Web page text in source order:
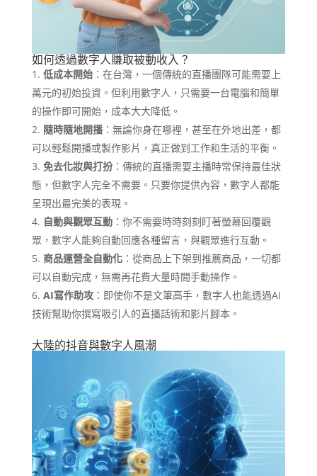
如何透過數字人賺取被動收入？
低成本開始：在台灣，一個傳統的直播團隊可能需要上
萬元的初始投資。但利用數字人，只需要一台電腦和簡單
的操作即可開始，成本大大降低。
隨時隨地開播：無論你身在哪裡，甚至在外地出差，都
可以輕鬆開播或製作影片，真正做到工作和生活的平衡。
免去化妝與打扮：傳統的直播需要主播時常保持最佳狀
態，但數字人完全不需要。只要你提供內容，數字人都能
呈現出最完美的表現。
自動與觀眾互動：你不需要時時刻刻盯著螢幕回覆觀
眾，數字人能夠自動回應各種留言，與觀眾進行互動。
商品運營全自動化：從商品上下架到推薦商品，一切都
可以自動完成，無需再花費大量時間手動操作。
AI寫作助攻：即使你不是文筆高手，數字人也能透過AI
技術幫助你撰寫吸引人的直播話術和影片腳本。
大陸的抖音與數字人風潮